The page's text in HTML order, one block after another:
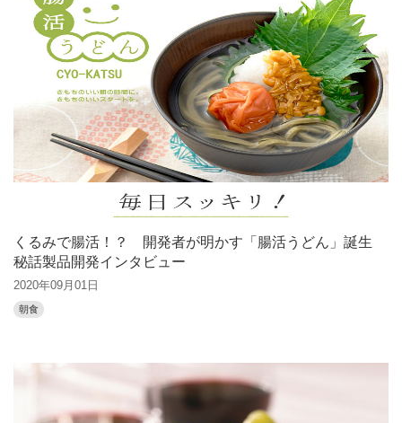
くるみで腸活！？ 開発者が明かす「腸活うどん」誕生
秘話製品開発インタビュー
2020年09月01日
朝食